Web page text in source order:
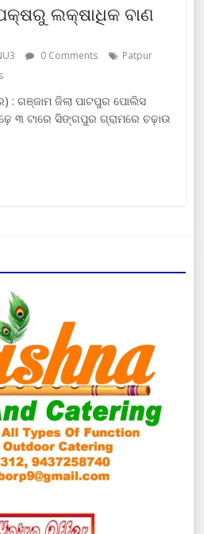
ଲକ୍ଷାଧିକ ବାଣ
0 Comments
Patpur
: ଗଞ୍ଜାମ ଜିଲା ପାଟପୁର ପୋଲିସ
୩ ଟାରେ ସିଙ୍ଗପୁର ଗ୍ରାମରେ ଚଢ଼ାଉ